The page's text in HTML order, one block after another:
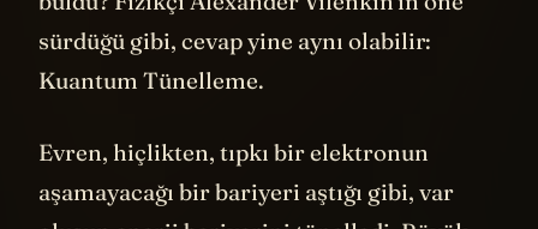
buldu? Fizikçi Alexander Vilenkin'in öne
sürdüğü gibi, cevap yine aynı olabilir:
Kuantum Tünelleme.
Evren, hiçlikten, tıpkı bir elektronun
aşamayacağı bir bariyeri aştığı gibi, var